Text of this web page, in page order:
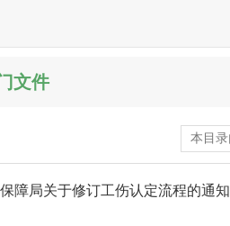
文件
障局关于修订工伤认定流程的通知